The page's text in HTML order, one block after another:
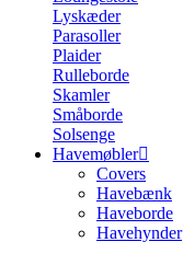
Lyskæder
Parasoller
Plaider
Rulleborde
Skamler
Småborde
Solsenge
Havemøbler
Covers
Havebænk
Haveborde
Havehynder